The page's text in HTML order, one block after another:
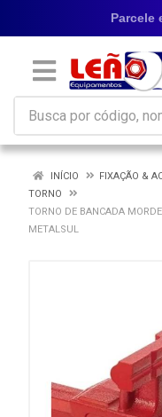
Parcele
INÍCIO
FIXAÇÃO &
TORNO
TORNO DE BANCADA
METALSUL